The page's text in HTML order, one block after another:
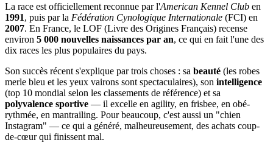
La race est officiellement reconnue par l'American Kennel Club en
1991, puis par la Fédération Cynologique Internationale (FCI) en
2007. En France, le LOF (Livre des Origines Français) recense
environ 5 000 nouvelles naissances par an, ce qui en fait l'une des
dix races les plus populaires du pays.
Son succès récent s'explique par trois choses : sa beauté (les robes
merle bleu et les yeux vairons sont spectaculaires), son intelligence
(top 10 mondial selon les classements de référence) et sa
polyvalence sportive — il excelle en agility, en frisbee, en obé-
rythmée, en mantrailing. Pour beaucoup, c'est aussi un "chien
Instagram" — ce qui a généré, malheureusement, des achats coup-
de-cœur qui finissent mal.